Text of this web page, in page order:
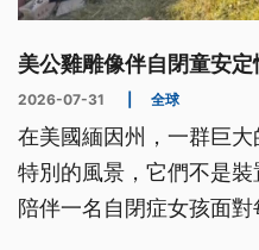
美公雞雕像伴自閉童安
2026-07-31 全球
在美國緬因州，一群巨
特別的風景，它們不是
陪伴一名自閉症女孩面